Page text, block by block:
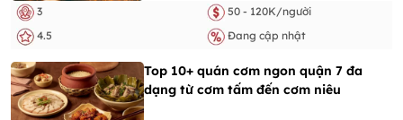
3
50 - 120K/người
4.5
Đang cập nhật
Top 10+ quán cơm ngon quận 7 đa
dạng từ cơm tấm đến cơm niêu